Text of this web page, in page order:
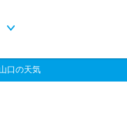
口の天気